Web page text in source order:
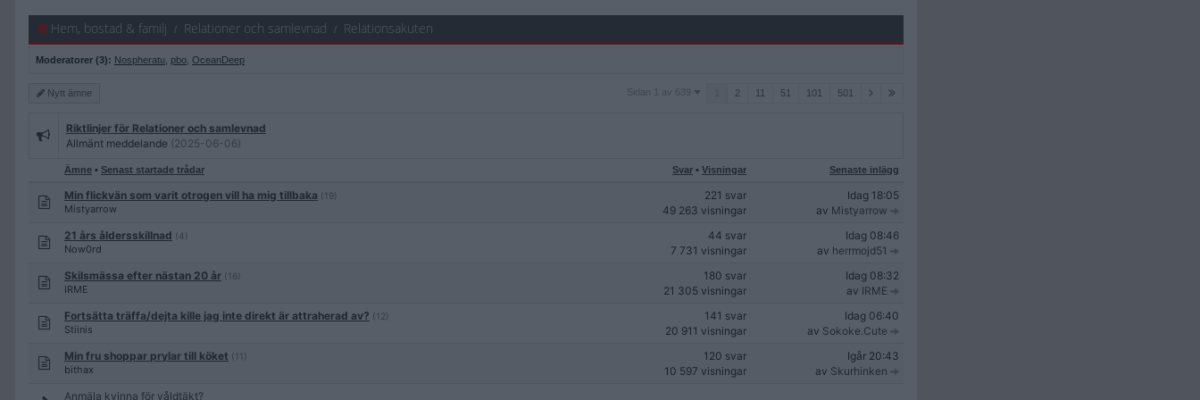
Hem, bostad & familj Relationer och samlevnad Relationsakuten
Moderatorer (3): Nospheratu pbo OceanDeep
Nytt ämne
Sidan
Sidan 1 av 639 2 11 51 101 501
Riktlinjer för Relationer och samlevnad
Allmänt meddelande (2025-06-06)
Ämne • Senast startade trådar Svar • Visningar Senaste inlägg
Min flickvän som varit otrogen vill ha mig tillbaka (19)
Mistyarrow
221 svar
49 263 visningar
Idag 18:05
av Mistyarrow
21 års åldersskillnad (4)
Now0rd
44 svar
7 731 visningar
Idag 08:46
av herrmojd51
Skilsmässa efter nästan 20 år (16)
IRME
180 svar
21 305 visningar
Idag 08:32
av IRME
Fortsätta träffa/dejta kille jag inte direkt är attraherad av? (12)
Stiinis
141 svar
20 911 visningar
Idag 06:40
av Sokoke.Cute
Min fru shoppar prylar till köket (11)
bithax
120 svar
10 597 visningar
Igår 20:43
av Skurhinken
Anmäla kvinna för våldtäkt?